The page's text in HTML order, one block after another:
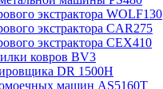
экстрактора WOLF130
экстрактора CAR275
экстрактора CEX410
ковров BV3
DR 1500H
машин AS5160T